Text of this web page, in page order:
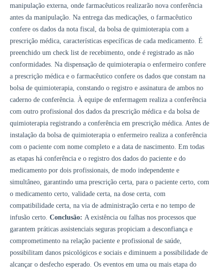
manipulação externa, onde farmacêuticos realizarão nova conferência
antes da manipulação. Na entrega das medicações, o farmacêutico
confere os dados da nota fiscal, da bolsa de quimioterapia com a
prescrição médica, características específicas de cada medicamento. É
preenchido um check list de recebimento, onde é registrado as não
conformidades. Na dispensação de quimioterapia o enfermeiro confere
a prescrição médica e o farmacêutico confere os dados que constam na
bolsa de quimioterapia, constando o registro e assinatura de ambos no
caderno de conferência. À equipe de enfermagem realiza a conferência
com outro profissional dos dados da prescrição médica e da bolsa de
quimioterapia registrando a conferência em prescrição médica. Antes de
instalação da bolsa de quimioterapia o enfermeiro realiza a conferência
com o paciente com nome completo e a data de nascimento. Em todas
as etapas há conferência e o registro dos dados do paciente e do
medicamento por dois profissionais, de modo independente e
simultâneo, garantindo uma prescrição certa, para o paciente certo, com
o medicamento certo, validade certa, na dose certa, com
compatibilidade certa, na via de administração certa e no tempo de
infusão certo. Conclusão: A existência ou falhas nos processos que
garantem práticas assistenciais seguras propiciam a desconfiança e
comprometimento na relação paciente e profissional de saúde,
possibilitam danos psicológicos e sociais e diminuem a possibilidade de
alcançar o desfecho esperado. Os eventos em uma ou mais etapa do